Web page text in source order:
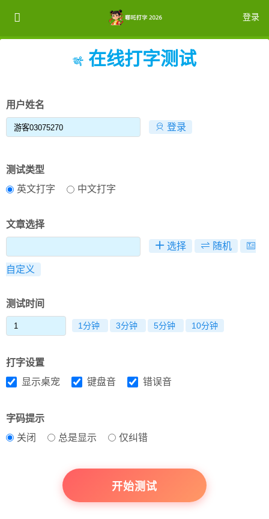
登录
在线打字测试
用户姓名
登录
测试类型
英文打字
中文打字
文章选择
选择 随机
自定义
测试时间
1分钟 3分钟 5分钟 10分钟
打字设置
显示桌宠
键盘音 错误音
字码提示
关闭
总是显示 仅纠错
开始测试